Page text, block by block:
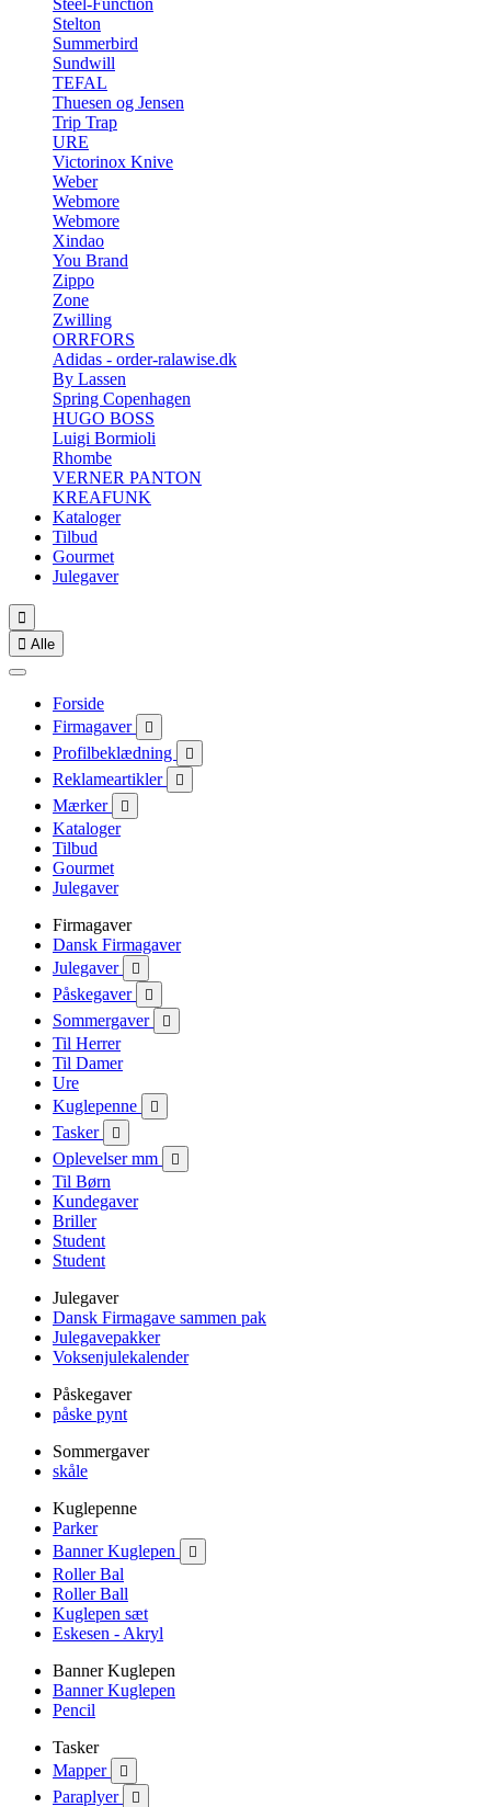
Steel-Function
Stelton
Summerbird
Sundwill
TEFAL
Thuesen og Jensen
Trip Trap
URE
Victorinox Knive
Weber
Webmore
Webmore
Xindao
You Brand
Zippo
Zone
Zwilling
ORRFORS
Adidas - order-ralawise.dk
By Lassen
Spring Copenhagen
HUGO BOSS
Luigi Bormioli
Rhombe
VERNER PANTON
KREAFUNK
Kataloger
Tilbud
Gourmet
Julegaver

 Alle
Forside
Firmagaver

Profilbeklædning 
Reklameartikler 
Mærker 
Kataloger
Tilbud
Gourmet
Julegaver
Firmagaver
Dansk Firmagaver
Julegaver

Påskegaver 
Sommergaver 
Til Herrer
Til Damer
Ure
Kuglepenne

Tasker 
Oplevelser mm 
Til Børn
Kundegaver
Briller
Student
Student
Julegaver
Dansk Firmagave sammen pak
Julegavepakker
Voksenjulekalender
Påskegaver
påske pynt
Sommergaver
skåle
Kuglepenne
Parker
Banner Kuglepen

Roller Bal
Roller Ball
Kuglepen sæt
Eskesen - Akryl
Banner Kuglepen
Banner Kuglepen
Pencil
Tasker
Mapper

Paraplyer 